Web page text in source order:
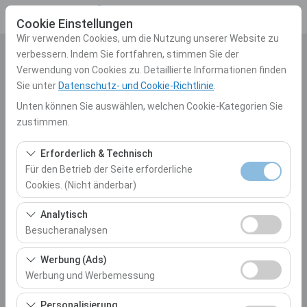
Cookie Einstellungen
Wir verwenden Cookies, um die Nutzung unserer Website zu
verbessern. Indem Sie fortfahren, stimmen Sie der
Verwendung von Cookies zu. Detaillierte Informationen finden
Sie unter Datenschutz- und Cookie-Richtlinie
Unten können Sie auswählen, welchen Cookie-Kategorien Sie
zustimmen.
Erforderlich & Technisch
Für den Betrieb der Seite erforderliche
Cookies. (Nicht änderbar)
Diese Cookies sind für das ordnungsgemäße
Funktionieren der Website, die Sicherheit, die
Sitzungsverwaltung und grundlegende Funktionen
erforderlich. Sie können nicht deaktiviert werden.
Analytisch
Besucheranalysen
Diese Cookies ermöglichen es uns, zu analysieren, wie
unsere Website genutzt wird (Besucherzahl,
meistbesuchte Seiten, Nutzerverhalten). Diese Daten
werden verwendet, um die Leistung der Website zu
Werbung (Ads)
Werbung und Werbemessung
Diese Cookies ermöglichen es uns, Ihnen auf Ihre
Abholstation
Auswählen
Eine andere Rückgabestation auswählen
Abholdatum & Zeit
Rückgabedatum & Zeit
10:00
Autos Auflisten